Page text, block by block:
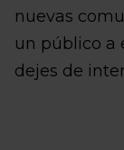
nuevas
un público a
dejes de